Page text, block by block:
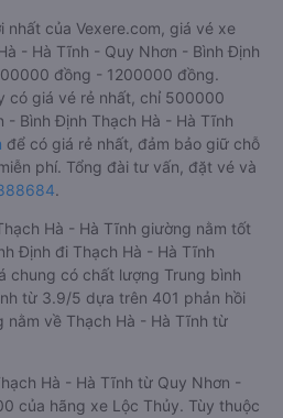
nhất của Vexere.com, giá vé xe
- Hà Tĩnh - Quy Nhơn - Bình Định
đồng - 1200000 đồng.
có giá vé rẻ nhất, chỉ 500000
Bình Định Thạch Hà - Hà Tĩnh
để có giá rẻ nhất, đảm bảo giữ chỗ
phí. Tổng đài tư vấn, đặt vé và
.
Hà - Hà Tĩnh giường nằm tốt
Định đi Thạch Hà - Hà Tĩnh
chung có chất lượng Trung bình
từ 3.9/5 dựa trên 401 phản hồi
nằm về Thạch Hà - Hà Tĩnh từ
Hà - Hà Tĩnh từ Quy Nhơn -
của hãng xe Lộc Thủy. Tùy thuộc